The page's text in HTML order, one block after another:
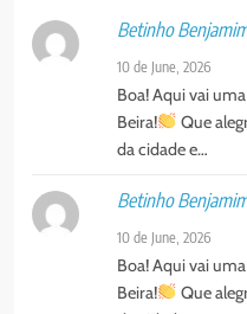
Betinho
10 de June, 2026
Boa! Aqui vai
Beira!
Que
da cidade e…
Betinho
10 de June, 2026
Boa! Aqui vai
Beira!
Que